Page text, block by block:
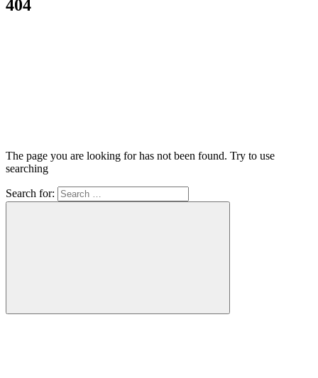
404
The page you are looking for has not been found. Try to use
searching
Search for: